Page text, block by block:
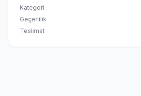
Kategori
Geçerlilik
Teslimat